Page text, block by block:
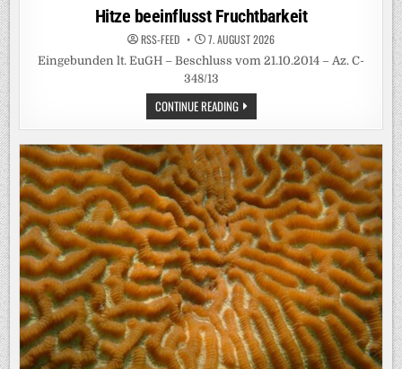
in
Hitze beeinflusst Fruchtbarkeit
RSS-FEED 7. AUGUST 2026
Eingebunden lt. EuGH – Beschluss vom 21.10.2014 – Az. C-
348/13
CONTINUE READINGHITZE
BEEINFLUSST
FRUCHTBARKEIT